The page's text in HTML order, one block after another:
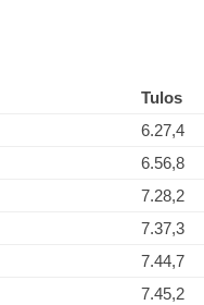
Tulos
6.27,4
6.56,8
7.28,2
7.37,3
7.44,7
7.45,2